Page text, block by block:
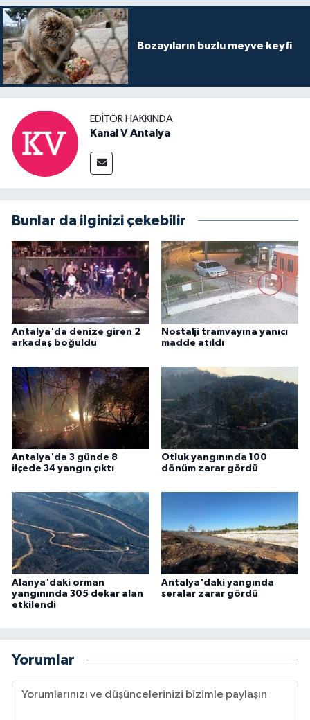
Bozayıların buzlu meyve keyfi
EDITÖR HAKKINDA
Kanal V Antalya
Bunlar da ilginizi çekebilir
Antalya'da denize giren 2
arkadaş boğuldu
Nostalji tramvayına yanıcı
madde atıldı
Antalya'da 3 günde 8
ilçede 34 yangın çıktı
Otluk yangınında 100
dönüm zarar gördü
Alanya'daki orman
yangınında 305 dekar alan
etkilendi
Antalya'daki yangında
seralar zarar gördü
Yorumlar